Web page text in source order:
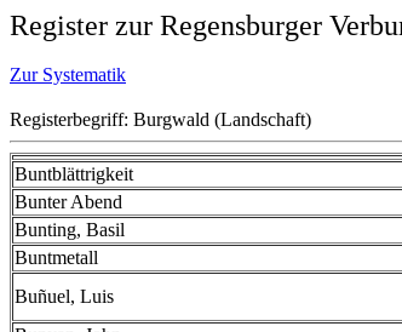
Register zur Regensburger
Zur Systematik
Registerbegriff: Burgwald (Landschaft)
Buntblättrigkeit
Bunter Abend
Bunting, Basil
Buntmetall
Buñuel, Luis